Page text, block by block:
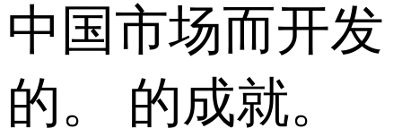
中国市场而开发
的。 的成就。